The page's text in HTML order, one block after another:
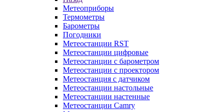
Метеоприборы
Термометры
Барометры
Погодники
Метеостанции RST
Метеостанции цифровые
Метеостанции с барометром
Метеостанции с проектором
Метеостанция с датчиком
Метеостанции настольные
Метеостанции настенные
Метеостанции Camry